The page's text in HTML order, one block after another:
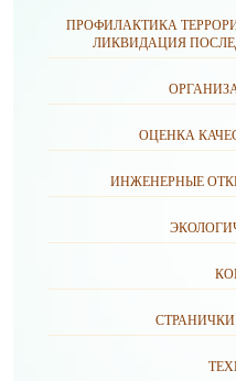
ПРОФИЛАКТИКА
ЛИКВИДАЦИЯ
ОЦЕНКА
ИНЖЕНЕРНЫЕ